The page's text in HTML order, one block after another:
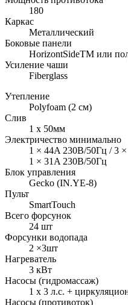
180
Каркас
Металлический
Боковые панели
HorizontSideTM или
Усиление чаши
Fiberglass
Утепление
Polyfoam (2 см)
Слив
1 х 50мм
Электричество минимально
1 × 44A 230В/50Гц / 3
1 × 31A 230В/50Гц
Блок управления
Gecko (IN.YE-8)
Пульт
SmartTouch
Всего форсунок
24 шт
Форсунки водопада
2 ×3шт
Нагреватель
3 кВт
Насосы (гидромассаж)
1 х 3 л.с. +
Насосы (противоток)